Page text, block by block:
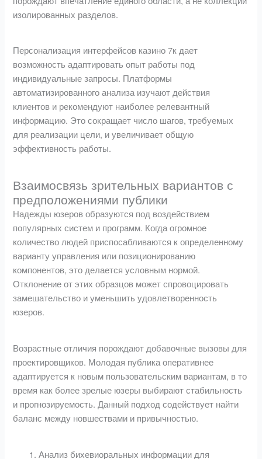
изолированных разделов.
Персонализация интерфейсов казино 7к дает
возможность адаптировать опыт работы под
индивидуальные запросы. Платформы
автоматизированного анализа изучают действия
клиентов и рекомендуют наиболее релевантный
информацию. Это сокращает число шагов, требуемых
для реализации цели, и увеличивает общую
эффективность работы.
Взаимосвязь зрительных вариантов с
предположениями публики
Надежды юзеров образуются под воздействием
популярных систем и программ. Когда огромное
количество людей приспосабливаются к определенному
варианту управления или позиционированию
компонентов, это делается условным нормой.
Отклонение от этих образцов может спровоцировать
замешательство и уменьшить удовлетворенность
юзеров.
Возрастные отличия порождают добавочные вызовы для
проектировщиков. Молодая публика оперативнее
адаптируется к новым пользовательским вариантам, в то
время как более зрелые юзеры выбирают стабильность
и прогнозируемость. Данный подход содействует найти
баланс между новшествами и привычностью.
Анализ бихевиоральных информации для